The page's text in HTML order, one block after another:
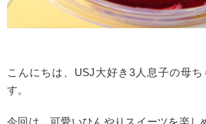
こんにちは、USJ大好き3人息子の母ち
す。
今回は、可愛いひんやりスイーツを楽